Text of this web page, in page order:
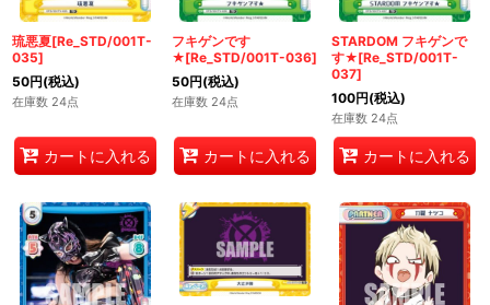
琉悪夏[Re_STD/001T-
035]
50円(税込)
在庫数 24点
カートに入れる
フキゲンです
★[Re_STD/001T-036]
50円(税込)
在庫数 24点
カートに入れる
STARDOM フキゲンで
す★[Re_STD/001T-
037]
100円(税込)
在庫数 24点
カートに入れる